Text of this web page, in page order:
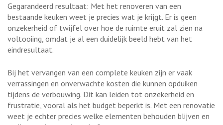
Gegarandeerd resultaat: Met het renoveren van een
bestaande keuken weet je precies wat je krijgt. Er is geen
onzekerheid of twijfel over hoe de ruimte eruit zal zien na
voltooiing, omdat je al een duidelijk beeld hebt van het
eindresultaat.
Bij het vervangen van een complete keuken zijn er vaak
verrassingen en onverwachte kosten die kunnen opduiken
tijdens de verbouwing. Dit kan leiden tot onzekerheid en
frustratie, vooral als het budget beperkt is. Met een renovatie
weet je echter precies welke elementen behouden blijven en